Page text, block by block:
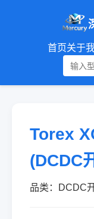
首页关于我
Torex
(DCDC
品类：DCDC